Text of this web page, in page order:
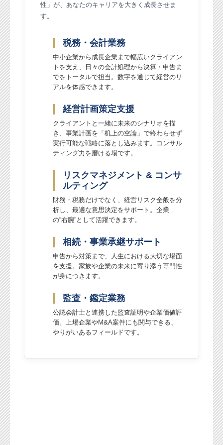
性」が、あなたのキャリアを大きく成長させま
す。
税務・会計業務
中小企業から成長企業まで幅広いクライアン
トを支え、日々の会計処理から決算・申告ま
でをトータルで担当。数字を通じて経営のリ
アルを体感できます。
経営計画策定支援
クライアントと一緒に未来のシナリオを描
き、事業計画を「机上の空論」で終わらせず
実行可能な戦略に落とし込みます。コンサル
ティング力を磨ける場です。
リスクマネジメント & コンサ
ルティング
財務・税務だけでなく、経営リスク全般を分
析し、最適な意思決定をサポート。企業
の“右腕”として活躍できます。
相続・事業承継サポート
申告から対策まで、人生における大切な場面
を支援。家族や企業の未来に寄り添う専門性
が身につきます。
監査・鑑定業務
公認会計士と連携した監査証明や企業価値評
価。上場企業やM&A案件にも関与できる、
やりがいあるフィールドです。